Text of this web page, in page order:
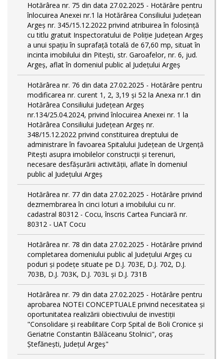
Hotărârea nr. 75 din data 27.02.2025 - Hotărâre pentru
înlocuirea Anexei nr.1 la Hotărârea Consiliului Județean
Argeș nr. 345/15.12.2022 privind atribuirea în folosință
cu titlu gratuit Inspectoratului de Poliție Județean Argeș
a unui spațiu în suprafață totală de 67,60 mp, situat în
incinta imobilului din Pitești, str. Garoafelor, nr. 6, jud.
Argeș, aflat în domeniul public al Județului Argeș
Hotărârea nr. 76 din data 27.02.2025 - Hotărâre pentru
modificarea nr. curent 1, 2, 3,19 și 52 la Anexa nr.1 din
Hotărârea Consiliului Județean Argeș
nr.134/25.04.2024, privind înlocuirea Anexei nr. 1 la
Hotărârea Consiliului Județean Argeș nr.
348/15.12.2022 privind constituirea dreptului de
administrare în favoarea Spitalului Județean de Urgență
Pitești asupra imobilelor construcții și terenuri,
necesare desfășurării activității, aflate în domeniul
public al Județului Argeș
Hotărârea nr. 77 din data 27.02.2025 - Hotărâre privind
dezmembrarea în cinci loturi a imobilului cu nr.
cadastral 80312 - Cocu, înscris Cartea Funciară nr.
80312 - UAT Cocu
Hotărârea nr. 78 din data 27.02.2025 - Hotărâre privind
completarea domeniului public al Judeţului Argeş cu
poduri și podețe situate pe D.J. 703E, D.J. 702, D.J.
703B, D.J. 703K, D.J. 703L și D.J. 731B
Hotărârea nr. 79 din data 27.02.2025 - Hotărâre pentru
aprobarea NOTEI CONCEPTUALE privind necesitatea și
oportunitatea realizării obiectivului de investiții
"Consolidare și reabilitare Corp Spital de Boli Cronice și
Geriatrie Constantin Bălăceanu Stolnici", oraș
Ștefănești, Județul Argeș"